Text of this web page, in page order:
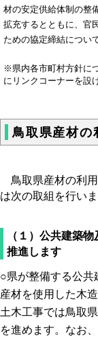
材の安定供給体制の整
拡充するとともに、官
ための協定締結につい
※県内各市町村方針に
にリンクコーナーを設
鳥取県産材の
鳥取県産材の利
は次の取組を行いま
（１）公共建築
推進します
○県が整備する公共
産材を使用した木
土木工事では鳥取
を進めます。なお